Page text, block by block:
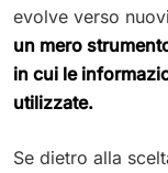
evolve verso
un mero
in cui le
utilizzate.
Se dietro alla